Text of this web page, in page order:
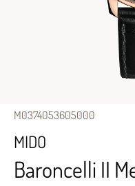
M0374053605000
MIDO
Baroncelli II